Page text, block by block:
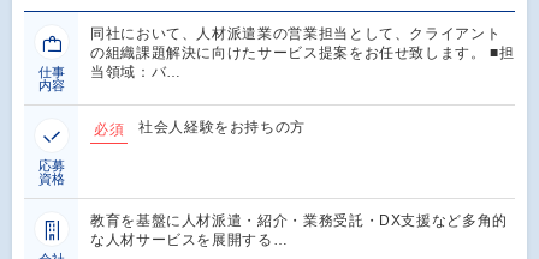
仕事
内容
同社において、人材派遣業の営業担当として、クライアント
の組織課題解決に向けたサービス提案をお任せ致します。 ■担
当領域：バ…
応募
資格
必須 社会人経験をお持ちの方
教育を基盤に人材派遣・紹介・業務受託・DX支援など多角的
な人材サービスを展開する…